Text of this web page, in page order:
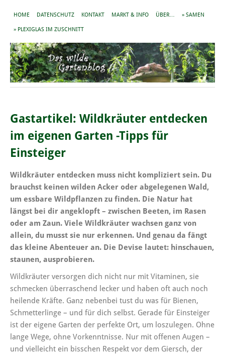
HOME DATENSCHUTZ KONTAKT MARKT & INFO ÜBER… » SAMEN
» PLEXIGLAS IM ZUSCHNITT
Gastartikel: Wildkräuter entdecken
im eigenen Garten -Tipps für
Einsteiger
Wildkräuter entdecken muss nicht kompliziert sein. Du
brauchst keinen wilden Acker oder abgelegenen Wald,
um essbare Wildpflanzen zu finden. Die Natur hat
längst bei dir angeklopft – zwischen Beeten, im Rasen
oder am Zaun. Viele Wildkräuter wachsen ganz von
allein, du musst sie nur erkennen. Und genau da fängt
das kleine Abenteuer an. Die Devise lautet: hinschauen,
staunen, ausprobieren.
Wildkräuter versorgen dich nicht nur mit Vitaminen, sie
schmecken überraschend lecker und haben oft auch noch
heilende Kräfte. Ganz nebenbei tust du was für Bienen,
Schmetterlinge – und für dich selbst. Gerade für Einsteiger
ist der eigene Garten der perfekte Ort, um loszulegen. Ohne
lange Wege, ohne Vorkenntnisse. Nur mit offenen Augen –
und vielleicht ein bisschen Respekt vor dem Giersch, der